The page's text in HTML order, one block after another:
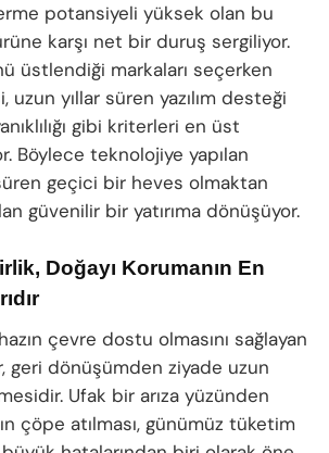
potansiyeli yüksek olan bu
karşı net bir duruş sergiliyor.
üstlendiği markaları seçerken
uzun yıllar süren yazılım desteği
gibi kriterleri en üst
Böylece teknolojiye yapılan
geçici bir heves olmaktan
güvenilir bir yatırıma dönüşüyor.
Doğayı Korumanın En
çevre dostu olmasını sağlayan
geri dönüşümden ziyade uzun
Ufak bir arıza yüzünden
çöpe atılması, günümüz tüketim